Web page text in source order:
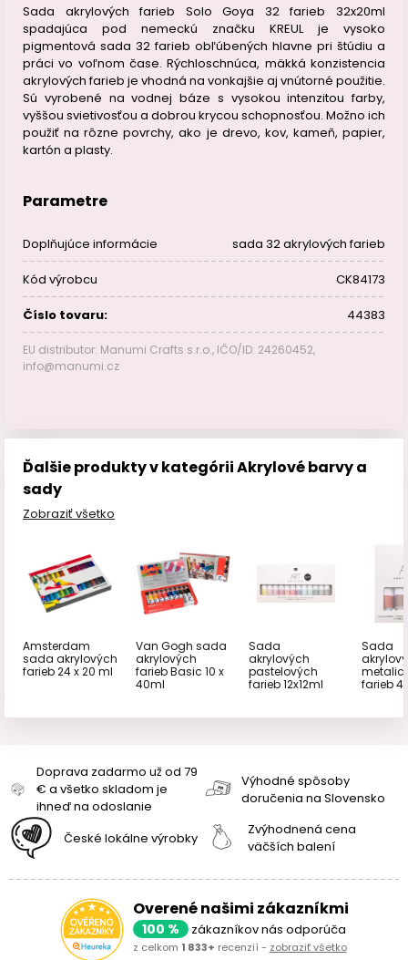
Sada akrylových farieb Solo Goya 32 farieb 32x20ml
spadajúca pod nemeckú značku KREUL je vysoko
pigmentová sada 32 farieb obľúbených hlavne pri štúdiu a
práci vo voľnom čase. Rýchloschnúca, mäkká konzistencia
akrylových farieb je vhodná na vonkajšie aj vnútorné použitie.
Sú vyrobené na vodnej báze s vysokou intenzitou farby,
vyššou svietivosťou a dobrou krycou schopnosťou. Možno ich
použiť na rôzne povrchy, ako je drevo, kov, kameň, papier,
kartón a plasty.
Parametre
Doplňujúce informácie sada 32 akrylových farieb
Kód výrobcu CK84173
Číslo tovaru: 44383
EU distributor: Manumi Crafts s.r.o., IČO/ID: 24260452,
info@manumi.cz
Ďalšie produkty v kategórii Akrylové barvy a
sady
Zobraziť všetko
Amsterdam
sada akrylových
farieb 24 x 20 ml
Van Gogh sada
akrylových
farieb Basic 10 x
40ml
Sada
akrylových
pastelových
farieb 12x12ml
Sada
farieb
Doprava zadarmo už od 79
€ a všetko skladom je
ihneď na odoslanie
Výhodné spôsoby
doručenia na Slovensko
České lokálne výrobky
Zvýhodnená cena
väčších balení
Overené našimi zákazníkmi
100 % zákazníkov nás odporúča
z celkom 1 833+ recenzií - zobraziť všetko